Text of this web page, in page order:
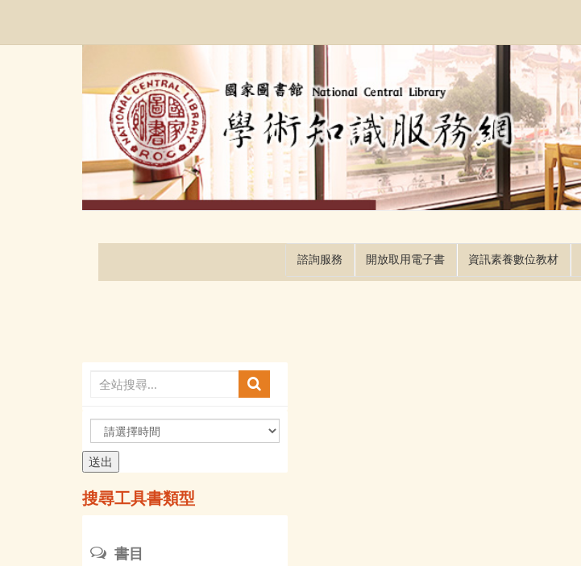
諮詢服務 開放取用電子書 資訊素養數位教材
選
擇
時
間
搜尋工具書類型
書目